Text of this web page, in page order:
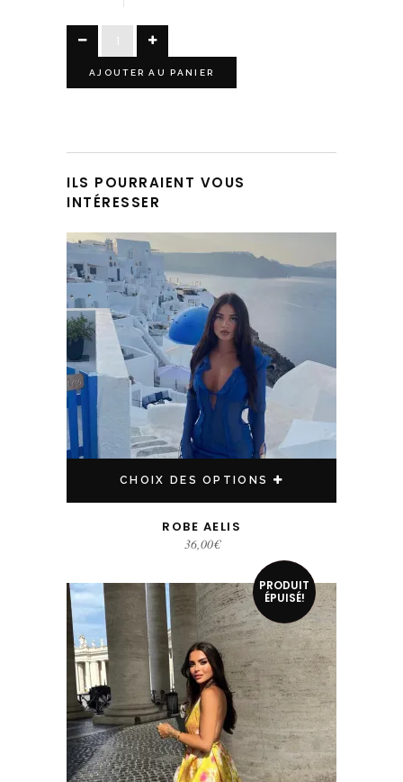
AJOUTER AU PANIER
ILS POURRAIENT VOUS
INTÉRESSER
CHOIX DES OPTIONS
Ce produit a plusieurs variations. Les options peuvent être choisies sur la page du produit
ROBE AELIS
36,00€
SOLDÉ!
PRODUIT
ÉPUISÉ!
Ce produit a plusieurs variations. Les options peuvent être choisies sur la page du produit